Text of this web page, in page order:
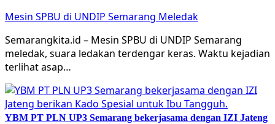
Mesin SPBU di UNDIP Semarang Meledak
Semarangkita.id – Mesin SPBU di UNDIP Semarang
meledak, suara ledakan terdengar keras. Waktu kejadian
terlihat asap…
YBM PT PLN UP3 Semarang bekerjasama dengan IZI Jateng